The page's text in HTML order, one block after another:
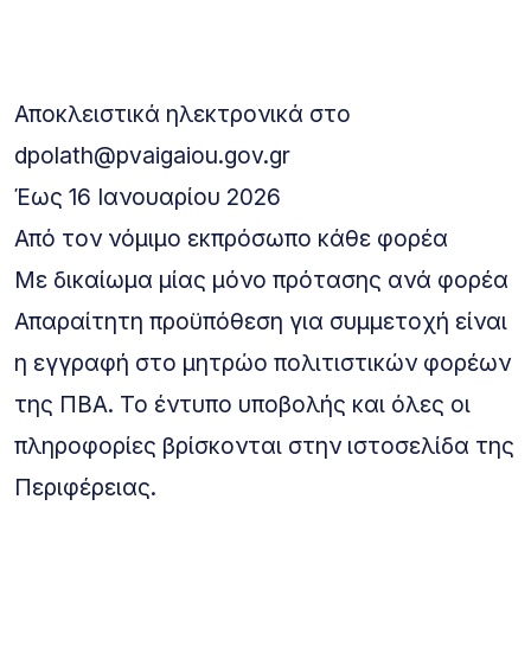
Αποκλειστικά ηλεκτρονικά στο
dpolath@pvaigaiou.gov.gr
Έως 16 Ιανουαρίου 2026
Από τον νόμιμο εκπρόσωπο κάθε φορέα
Με δικαίωμα μίας μόνο πρότασης ανά φορέα
Απαραίτητη προϋπόθεση για συμμετοχή είναι
η εγγραφή στο μητρώο πολιτιστικών φορέων
της ΠΒΑ. Το έντυπο υποβολής και όλες οι
πληροφορίες βρίσκονται στην ιστοσελίδα της
Περιφέρειας.